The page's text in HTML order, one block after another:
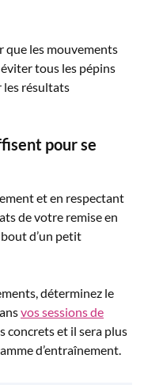
que les mouvements
tous les pépins
les résultats
pour se
et en respectant
de votre remise en
d’un petit
déterminez le
vos sessions de
concrets et il sera plus
d’entraînement.